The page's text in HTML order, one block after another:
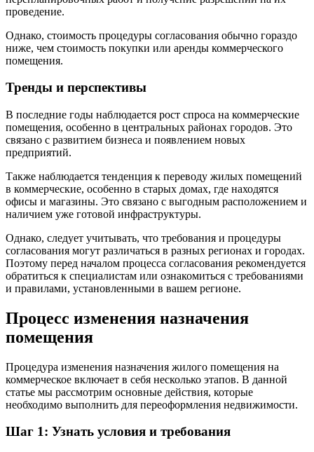
проведение.
Однако, стоимость процедуры согласования обычно гораздо
ниже, чем стоимость покупки или аренды коммерческого
помещения.
Тренды и перспективы
В последние годы наблюдается рост спроса на коммерческие
помещения, особенно в центральных районах городов. Это
связано с развитием бизнеса и появлением новых
предприятий.
Также наблюдается тенденция к переводу жилых помещений
в коммерческие, особенно в старых домах, где находятся
офисы и магазины. Это связано с выгодным расположением и
наличием уже готовой инфраструктуры.
Однако, следует учитывать, что требования и процедуры
согласования могут различаться в разных регионах и городах.
Поэтому перед началом процесса согласования рекомендуется
обратиться к специалистам или ознакомиться с требованиями
и правилами, установленными в вашем регионе.
Процесс изменения назначения
помещения
Процедура изменения назначения жилого помещения на
коммерческое включает в себя несколько этапов. В данной
статье мы рассмотрим основные действия, которые
необходимо выполнить для переоформления недвижимости.
Шаг 1: Узнать условия и требования